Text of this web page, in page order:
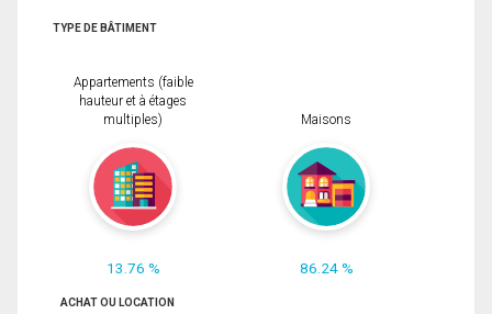
TYPE DE BÂTIMENT
Appartements (faible
hauteur et à étages
multiples)
13.76 %
Maisons
86.24 %
ACHAT OU LOCATION